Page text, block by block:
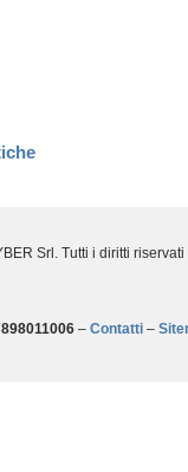
Srl. Tutti i diritti riservati
– Contatti –